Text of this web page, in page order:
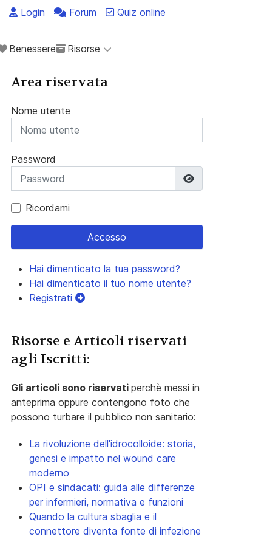
Login Forum Quiz online
Benessere Risorse
Area riservata
Nome utente
Password
Ricordami
Accesso
Hai dimenticato la tua password?
Hai dimenticato il tuo nome utente?
Registrati
Risorse e Articoli riservati
agli Iscritti:
Gli articoli sono riservati perchè messi in
anteprima oppure contengono foto che
possono turbare il pubblico non sanitario:
La rivoluzione dell'idrocolloide: storia,
genesi e impatto nel wound care
moderno
OPI e sindacati: guida alle differenze
per infermieri, normativa e funzioni
Quando la cultura sbaglia e il
connettore diventa fonte di infezione